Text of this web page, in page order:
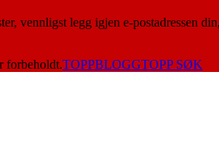
vennligst legg igjen e-postadressen
forbeholdt.TOPPBLOGGTOPP SØK